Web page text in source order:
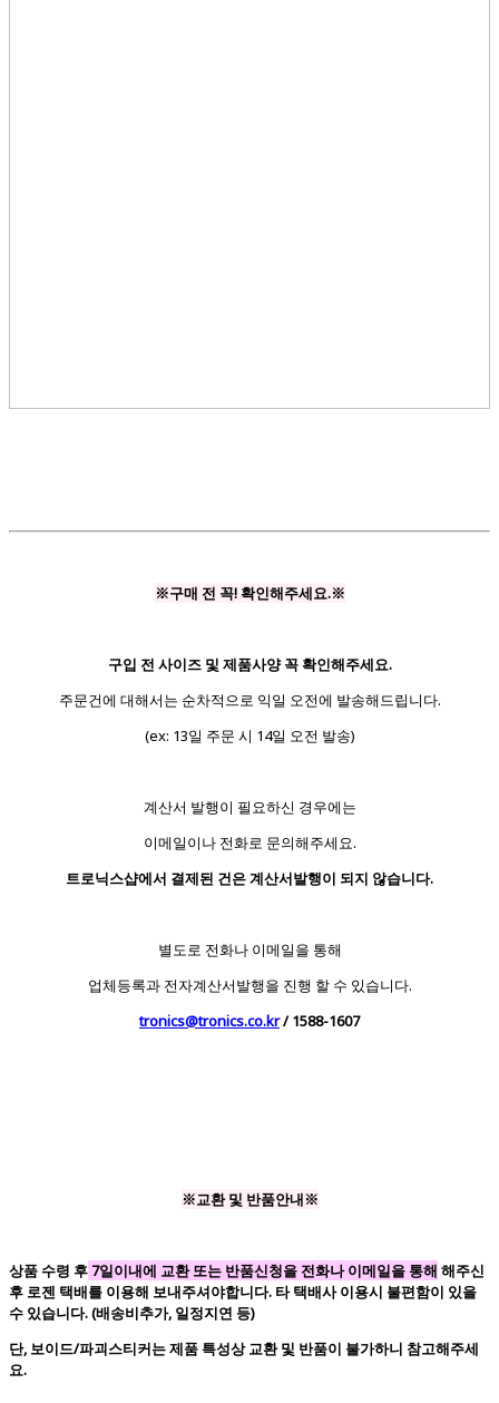
※구매 전 꼭! 확인해주세요.※
구입 전 사이즈 및 제품사양 꼭 확인해주세요.
주문건에 대해서는 순차적으로 익일 오전에 발송해드립니다.
(ex: 13일 주문 시 14일 오전 발송)
계산서 발행이 필요하신 경우에는
이메일이나 전화로 문의해주세요.
트로닉스샵에서 결제된 건은 계산서발행이 되지 않습니다.
별도로 전화나 이메일을 통해
업체등록과 전자계산서발행을 진행 할 수 있습니다.
tronics@tronics.co.kr/ 1588-1607
※교환 및 반품안내※
상품 수령 후 7일이내에 교환 또는 반품신청을 전화나 이메일을 통해 해주신
후 로젠 택배를 이용해 보내주셔야합니다. 타 택배사 이용시 불편함이 있을
수 있습니다. (배송비추가, 일정지연 등)
단, 보이드/파괴스티커는 제품 특성상 교환 및 반품이 불가하니 참고해주세
요.